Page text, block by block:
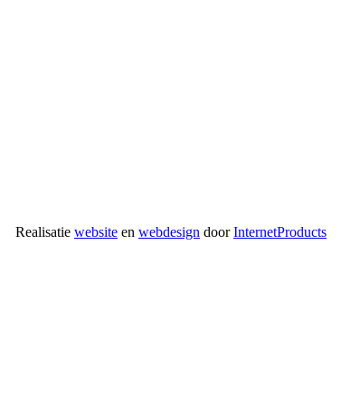
Realisatie website en webdesign doorInternetProducts